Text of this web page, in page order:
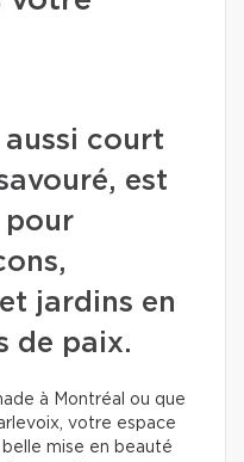
aussi court
est
pour
jardins en
de paix.
à Montréal ou que
votre espace
mise en beauté